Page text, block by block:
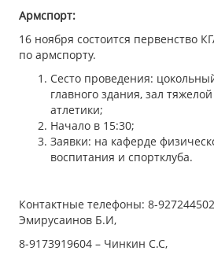
Армспорт:
16 ноября состоится первенство
по армспорту.
Сесто проведения:
главного здания, зал тяжелой
атлетики;
Начало в 15:30;
Заявки: на каферде
воспитания и спортклуба.
Контактные телефоны: 8-
Эмирусаинов Б.И,
8-9173919604 – Чинкин С.С,